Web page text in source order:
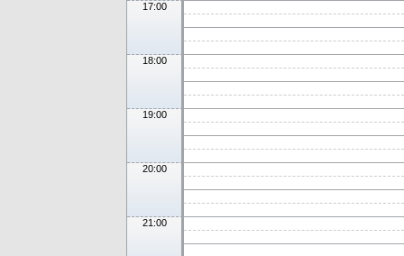
17:00
18:00
19:00
20:00
21:00